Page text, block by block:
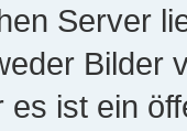
Server
Bilder
es ist ein